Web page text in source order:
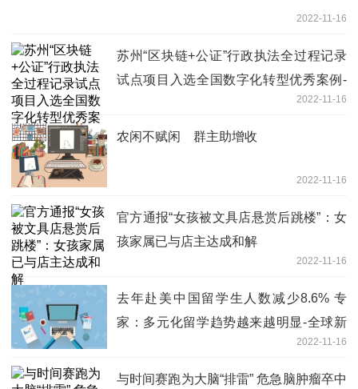
2022-11-16
苏州“区块链+公证”行政执法全过程记录
试点项目入选全国数字化转型优秀案例-
2022-11-16
农闲不赋闲 群主助增收
2022-11-16
官方通报“女孩被文具店悬赏后跳楼”：女
孩家属已与店主达成和解
2022-11-16
去年赴美中国留学生人数减少8.6% 专
家：多元化留学趋势越来越明显-全球新
2022-11-16
与时间赛跑为大脑“排雷” 危急脑肿瘤卒中